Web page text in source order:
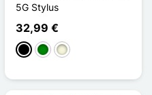
5G Stylus
32,99 €
PretoVerdeBege